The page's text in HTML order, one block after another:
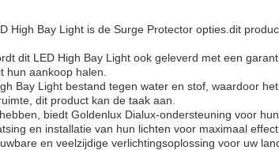
High Bay Light is de Surge Protector opties.dit
dit LED High Bay Light ook geleverd met een
hun aankoop halen.
Bay Light bestand tegen water en stof, waardoor
dit product kan de taak aan.
biedt Goldenlux Dialux-ondersteuning voor
en installatie van hun lichten voor maximaal effect
en veelzijdige verlichtingsoplossing voor uw